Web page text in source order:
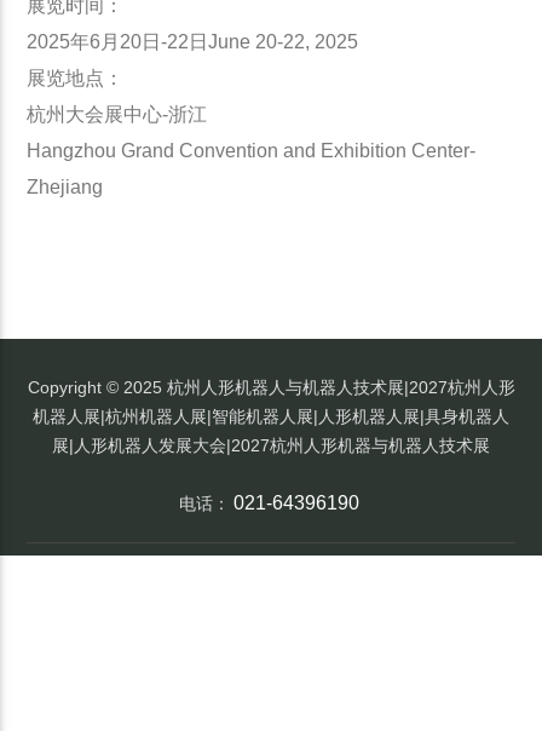
展览时间：
2025年6 月 20日-22 日June 20-22, 2025
展览地点：
杭州大会展中心-浙江
Hangzhou Grand Convention and Exhibition Center-
Zhejiang
Copyright © 2025 杭州人形机器人与机器人技术展|2027杭州人形
机器人展|杭州机器人展|智能机器人展|人形机器人展|具身机器人
展|人形机器人发展大会|2027杭州人形机器与机器人技术展
电话： 021-64396190